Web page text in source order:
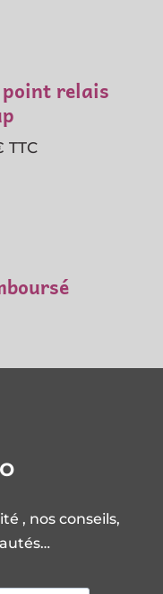
relais
TTC
, nos conseils,